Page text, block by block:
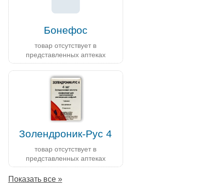
Бонефос
товар отсутствует в
представленных аптеках
Золендроник-Рус 4
товар отсутствует в
представленных аптеках
Показать все »